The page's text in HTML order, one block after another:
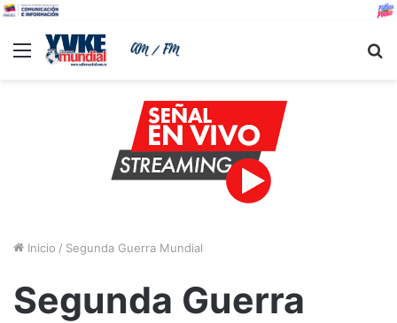
Menu
Inicio / Segunda Guerra Mundial
Segunda Guerra